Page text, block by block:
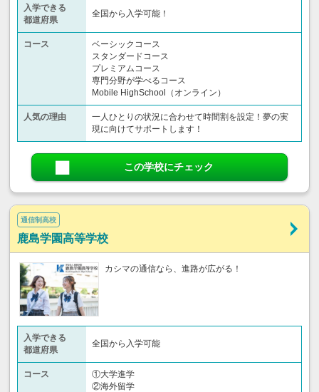
入学できる
都道府県
全国から入学可能！
コース
ベーシックコース
スタンダードコース
プレミアムコース
専門分野が学べるコース
Mobile HighSchool（オンライン）
人気の理由
一人ひとりの状況に合わせて時間割を設定！夢の実
現に向けてサポートします！
この学校にチェック
通信制高校
鹿島学園高等学校
カシマの通信なら、進路が広がる！
入学できる
都道府県
全国から入学可能
コース
①大学進学
②海外留学